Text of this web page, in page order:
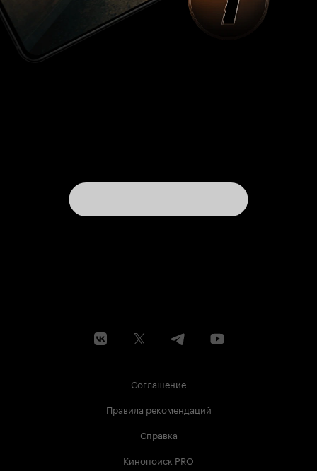
Соглашение
Правила рекомендаций
Справка
Кинопоиск PRO